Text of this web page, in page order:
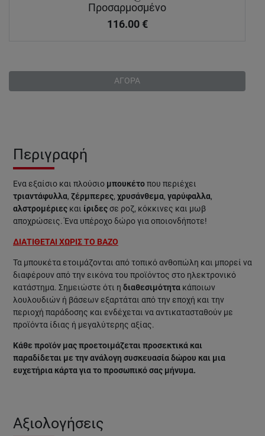
Προσαρμοσμένο
116.00 €
ΑΓΟΡΑ
Περιγραφή
Ένα εξαίσιο και πλούσιο μπουκέτοπου περιέχει
τριαντάφυλλα, ζέρμπερες, χρυσάνθεμα, γαρύφαλλα,
αλστρομέριες και ίριδεςσε ροζ, κόκκινες και μωβ
αποχρώσεις. Ένα υπέροχο δώρο για οποιονδήποτε!
ΔΙΑΤΙΘΕΤΑΙ ΧΩΡΙΣ ΤΟ ΒΑΖΟ
Τα μπουκέτα ετοιμάζονται από τοπικό ανθοπώλη και μπορεί να
διαφέρουν από την εικόνα του προϊόντος στο ηλεκτρονικό
κατάστημα. Σημειώστε ότι η διαθεσιμότητα κάποιων
λουλουδιών ή βάσεων εξαρτάται από την εποχή και την
περιοχή παράδοσης και ενδέχεται να αντικατασταθούν με
προϊόντα ίδιας ή μεγαλύτερης αξίας.
Κάθε προϊόν μας προετοιμάζεται προσεκτικά και
παραδίδεται με την ανάλογη συσκευασία δώρου και μια
ευχετήρια κάρτα για το προσωπικό σας μήνυμα.
Αξιολογήσεις